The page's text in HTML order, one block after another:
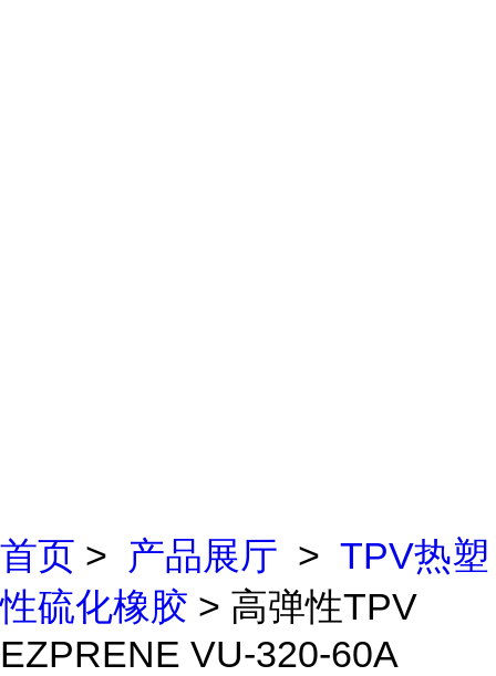
首页 > 产品展厅 > TPV热塑
性硫化橡胶 > 高弹性TPV
EZPRENE VU-320-60A